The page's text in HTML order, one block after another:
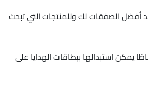
أفضل الصفقات لك وللمنتجات التي تبحث
يمكن استبدالها ببطاقات الهدايا على